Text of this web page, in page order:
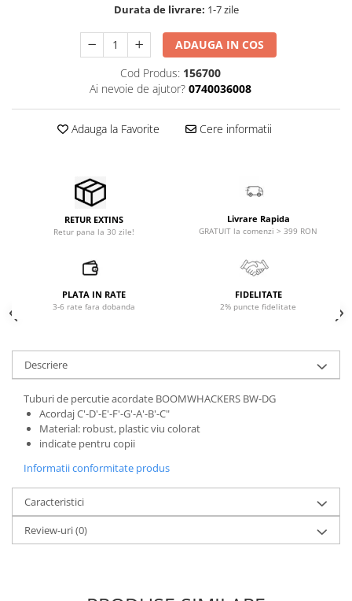
Cabluri multicore
Standuri stative si pupitre
Accesorii stative
Stative de mixer
Case-uri universale
Pachete si bundle
Casti Audio
Amplificatoare de casti
Cabluri Earpad si accesorii de casti
Casti broadcast si Casti cu Microfon
Casti DJ
Casti In ear pentru monitorizare
Casti Noise Cancelling
Casti Studio
Casti wireless / fara fir
Idei de cadouri
Durata de livrare: 1-7 zile
ADAUGA IN COS
Cod Produs: 156700
Ai nevoie de ajutor? 0740036008
Adauga la Favorite Cere informatii
RETUR EXTINS
Retur pana la 30 zile!
Livrare Rapida
GRATUIT la comenzi > 399 RON
PLATA IN RATE
3-6 rate fara dobanda
FIDELITATE
2% puncte fidelitate
Descriere
Tuburi de percutie acordate BOOMWHACKERS BW-DG
Acordaj C'-D'-E'-F'-G'-A'-B'-C"
Material: robust, plastic viu colorat
indicate pentru copii
Informatii conformitate produs
Caracteristici
Review-uri(0)